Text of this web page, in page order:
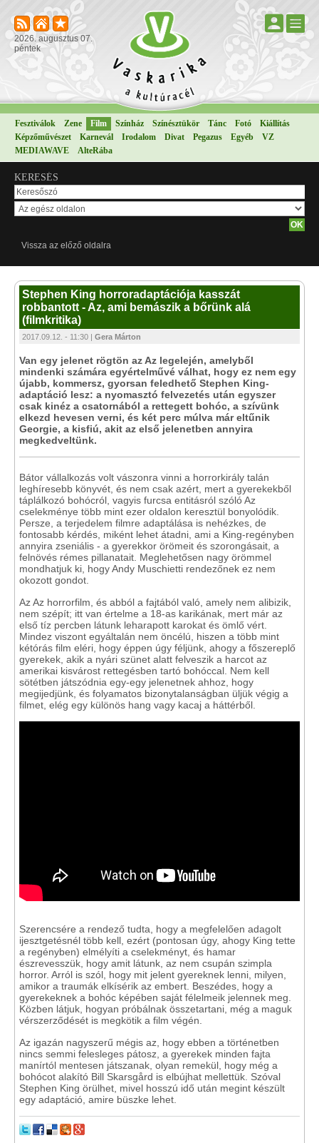
2026. augusztus 07.
péntek
Fesztiválok Zene Film Színház Színésztükör Tánc Fotó
Kiállítás
Képzőművészet
Karnevál Irodalom Divat Pegazus Egyéb
VZ
MEDIAWAVE
AlteRába
KERESÉS
Vissza az előző oldalra
Stephen King horroradaptációja kasszát
robbantott - Az, ami bemászik a bőrünk alá
(filmkritika)
2017.09.12. - 11:30 | Gera Márton
Van egy jelenet rögtön az Az legelején, amelyből
mindenki számára egyértelművé válhat, hogy ez nem egy
újabb, kommersz, gyorsan feledhető Stephen King-
adaptáció lesz: a nyomasztó felvezetés után egyszer
csak kinéz a csatornából a rettegett bohóc, a szívünk
elkezd hevesen verni, és két perc múlva már eltűnik
Georgie, a kisfiú, akit az első jelenetben annyira
megkedveltünk.
Bátor vállalkozás volt vászonra vinni a horrorkirály talán
leghíresebb könyvét, és nem csak azért, mert a gyerekekből
táplálkozó bohócról, vagyis furcsa entitásról szóló Az
cselekménye több mint ezer oldalon keresztül bonyolódik.
Persze, a terjedelem filmre adaptálása is nehézkes, de
fontosabb kérdés, miként lehet átadni, ami a King-regényben
annyira zseniális - a gyerekkor örömeit és szorongásait, a
felnövés rémes pillanatait. Meglehetősen nagy örömmel
mondhatjuk ki, hogy Andy Muschietti rendezőnek ez nem
okozott gondot.
Az Az horrorfilm, és abból a fajtából való, amely nem alibizik,
nem szépít; itt van értelme a 18-as karikának, mert már az
első tíz percben látunk leharapott karokat és ömlő vért.
Mindez viszont egyáltalán nem öncélú, hiszen a több mint
kétórás film eléri, hogy éppen úgy féljünk, ahogy a főszereplő
gyerekek, akik a nyári szünet alatt felveszik a harcot az
amerikai kisvárost rettegésben tartó bohóccal. Nem kell
sötétben játszódnia egy-egy jelenetnek ahhoz, hogy
megijedjünk, és folyamatos bizonytalanságban üljük végig a
filmet, elég egy különös hang vagy kacaj a háttérből.
Szerencsére a rendező tudta, hogy a megfelelően adagolt
ijesztgetésnél több kell, ezért (pontosan úgy, ahogy King tette
a regényben) elmélyíti a cselekményt, és hamar
észrevesszük, hogy amit látunk, az nem csupán szimpla
horror. Arról is szól, hogy mit jelent gyereknek lenni, milyen,
amikor a traumák elkísérik az embert. Beszédes, hogy a
gyerekeknek a bohóc képében saját félelmeik jelennek meg.
Közben látjuk, hogyan próbálnak összetartani, még a maguk
vérszerződését is megkötik a film végén.
Az igazán nagyszerű mégis az, hogy ebben a történetben
nincs semmi felesleges pátosz, a gyerekek minden fajta
manírtól mentesen játszanak, olyan remekül, hogy még a
bohócot alakító Bill Skarsgård is elbújhat mellettük. Szóval
Stephen King örülhet, mivel hosszú idő után megint készült
egy adaptáció, amire büszke lehet.